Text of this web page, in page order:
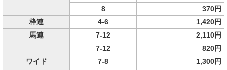
8
370円
枠連
4-6
1,420円
馬連
7-12 2,110円
ワイド
7-12
820円
7-8
1,300円